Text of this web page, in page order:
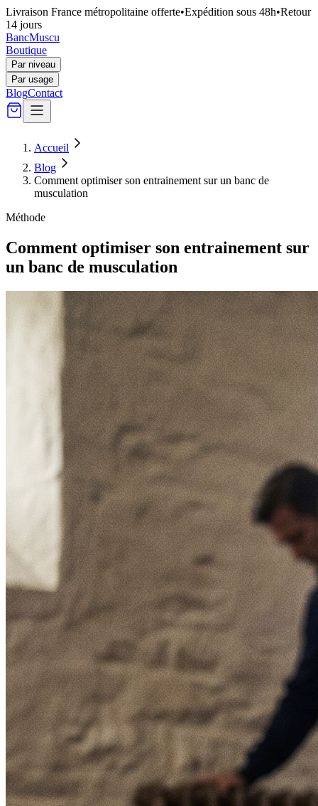
Livraison France métropolitaine offerte•Expédition sous 48h•Retour
14 jours
BancMuscu
Boutique
Par niveau
Par usage
BlogContact
Accueil
Blog
Comment optimiser son entrainement sur un banc de
musculation
Méthode
Comment optimiser son entrainement sur
un banc de musculation